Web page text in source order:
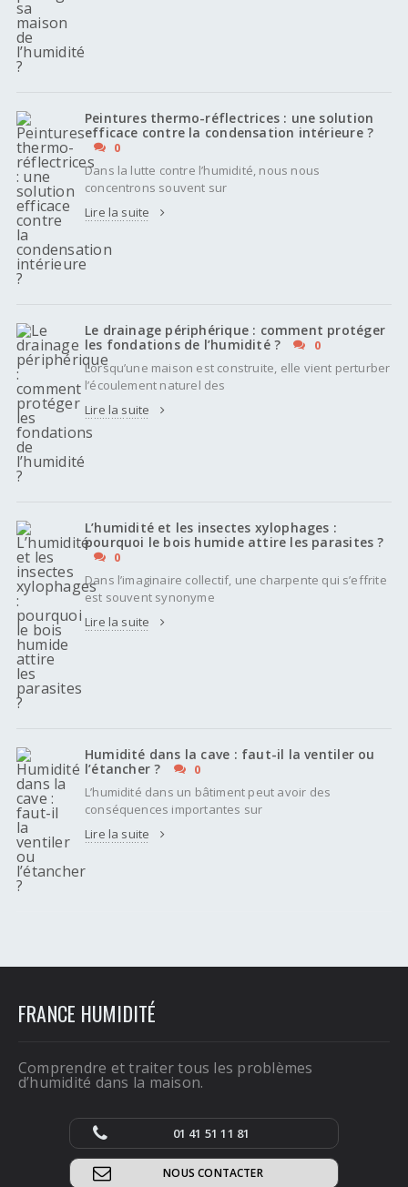
Peintures thermo-réflectrices : une solution
efficace contre la condensation intérieure ?
0
Dans la lutte contre l’humidité, nous nous
concentrons souvent sur
Lire la suite
Le drainage périphérique : comment protéger
les fondations de l’humidité ?
0
Lorsqu’une maison est construite, elle vient perturber
l’écoulement naturel des
Lire la suite
L’humidité et les insectes xylophages :
pourquoi le bois humide attire les parasites ?
0
Dans l’imaginaire collectif, une charpente qui s’effrite
est souvent synonyme
Lire la suite
Humidité dans la cave : faut-il la ventiler ou
l’étancher ?
0
L’humidité dans un bâtiment peut avoir des
conséquences importantes sur
Lire la suite
FRANCE HUMIDITÉ
Comprendre et traiter tous les problèmes
d’humidité dans la maison.
01 41 51 11 81
NOUS CONTACTER